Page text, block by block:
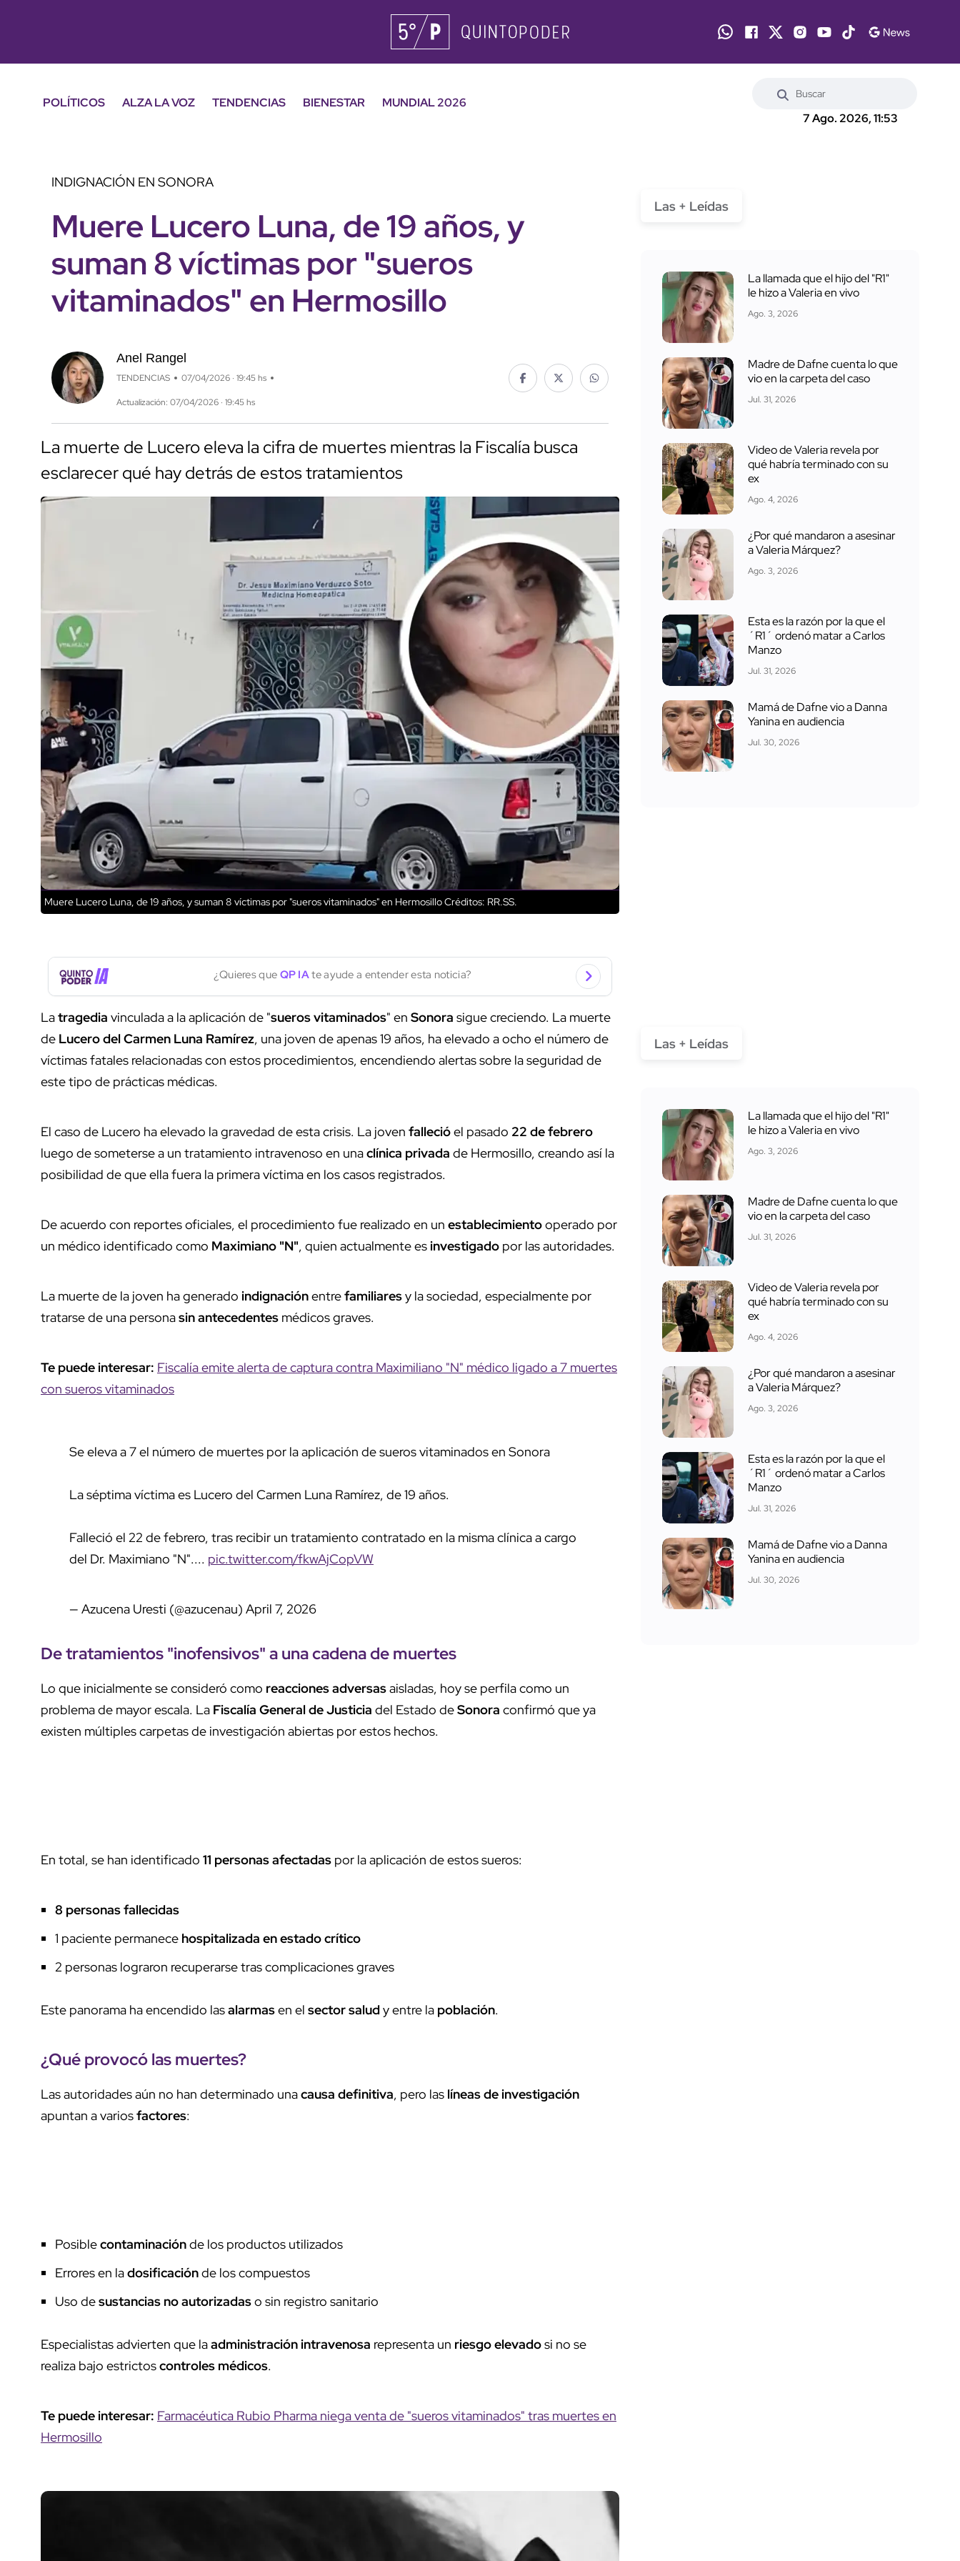
POLÍTICOS ALZA LA VOZ TENDENCIAS BIENESTAR
MUNDIAL 2026
7 Ago. 2026, 11:53
INDIGNACIÓN EN SONORA
Muere Lucero Luna, de 19 años, y
suman 8 víctimas por "sueros
vitaminados" en Hermosillo
Anel Rangel
TENDENCIAS 07/04/2026 · 19:45 hs
Actualización: 07/04/2026 · 19:45 hs
La muerte de Lucero eleva la cifra de muertes mientras la Fiscalía busca
esclarecer qué hay detrás de estos tratamientos
Muere Lucero Luna, de 19 años, y suman 8 víctimas por "sueros vitaminados" en HermosilloCréditos: RR.SS.
¿Quieres que QP IAte ayude a entender esta noticia?
Latragedia vinculada a la aplicación de "sueros vitaminados" en Sonora sigue creciendo. La muerte
de Lucero del Carmen Luna Ramírez, una joven de apenas 19 años, ha elevado a ocho el número de
víctimas fatales relacionadas con estos procedimientos, encendiendo alertas sobre la seguridad de
este tipo de prácticas médicas.
El caso de Lucero ha elevado la gravedad de esta crisis. La joven fallecióel pasado 22 de febrero
luego de someterse a un tratamiento intravenoso en unaclínica privada de Hermosillo, creando así la
posibilidad de que ella fuera la primera víctima en los casos registrados.
De acuerdo con reportes oficiales, el procedimiento fue realizado en un establecimientooperado por
un médico identificado como Maximiano "N", quien actualmente esinvestigado por las autoridades.
La muerte de la joven ha generado indignaciónentrefamiliaresy la sociedad, especialmente por
tratarse de una personasin antecedentes médicos graves.
Te puede interesar: Fiscalía emite alerta de captura contra Maximiliano "N" médico ligado a 7 muertes
con sueros vitaminados
Se eleva a 7 el número de muertes por la aplicación de sueros vitaminados en Sonora
La séptima víctima es Lucero del Carmen Luna Ramírez, de 19 años.
Falleció el 22 de febrero, tras recibir un tratamiento contratado en la misma clínica a cargo
del Dr. Maximiano "N".... pic.twitter.com/fkwAjCopVW
— Azucena Uresti (@azucenau) April 7, 2026
De tratamientos "inofensivos" a una cadena de muertes
Lo que inicialmente se consideró como reacciones adversasaisladas, hoy se perfila como un
problema de mayor escala. La Fiscalía General de Justicia del Estado deSonora confirmó que ya
existen múltiples carpetas de investigación abiertas por estos hechos.
En total, se han identificado 11 personas afectadas por la aplicación de estos sueros:
8 personas fallecidas
1 paciente permanece hospitalizada en estado crítico
2 personas lograron recuperarse tras complicaciones graves
Este panorama ha encendido lasalarmasen el sector saludy entre la población.
¿Qué provocó las muertes?
Las autoridades aún no han determinado unacausa definitiva, pero las líneas de investigación
apuntan a variosfactores:
Posiblecontaminaciónde los productos utilizados
Errores en ladosificaciónde los compuestos
Uso desustancias no autorizadaso sin registro sanitario
Especialistas advierten que laadministración intravenosa representa un riesgo elevadosi no se
realiza bajo estrictoscontroles médicos.
Te puede interesar: Farmacéutica Rubio Pharma niega venta de "sueros vitaminados" tras muertes en
Hermosillo
Las + Leídas
La llamada que el hijo del "R1"
le hizo a Valeria en vivo
Ago. 3, 2026
Madre de Dafne cuenta lo que
vio en la carpeta del caso
Jul. 31, 2026
Video de Valeria revela por
qué habría terminado con su
ex
Ago. 4, 2026
¿Por qué mandaron a asesinar
a Valeria Márquez?
Ago. 3, 2026
Esta es la razón por la que el
´R1´ ordenó matar a Carlos
Manzo
Jul. 31, 2026
Mamá de Dafne vio a Danna
Yanina en audiencia
Jul. 30, 2026
Las + Leídas
La llamada que el hijo del "R1"
le hizo a Valeria en vivo
Ago. 3, 2026
Madre de Dafne cuenta lo que
vio en la carpeta del caso
Jul. 31, 2026
Video de Valeria revela por
qué habría terminado con su
ex
Ago. 4, 2026
¿Por qué mandaron a asesinar
a Valeria Márquez?
Ago. 3, 2026
Esta es la razón por la que el
´R1´ ordenó matar a Carlos
Manzo
Jul. 31, 2026
Mamá de Dafne vio a Danna
Yanina en audiencia
Jul. 30, 2026